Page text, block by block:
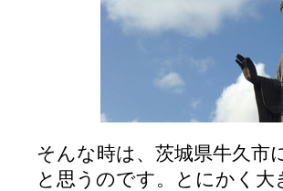
そんな時は、茨城県牛久市
と思うのです。とにかく